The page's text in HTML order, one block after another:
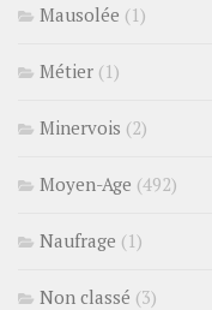
Mausolée (1)
Métier (1)
Minervois (2)
Moyen-Age (492)
Naufrage (1)
Non classé (3)